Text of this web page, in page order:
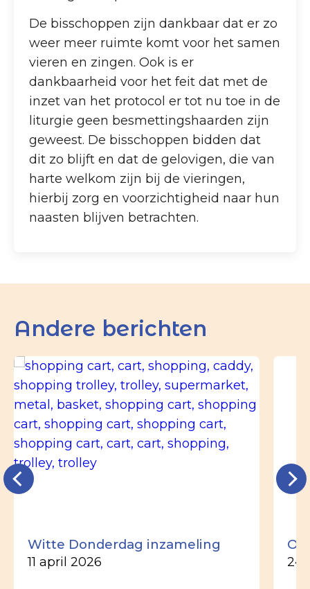
De bisschoppen zijn dankbaar dat er zo
weer meer ruimte komt voor het samen
vieren en zingen. Ook is er
dankbaarheid voor het feit dat met de
inzet van het protocol er tot nu toe in de
liturgie geen besmettingshaarden zijn
geweest. De bisschoppen bidden dat
dit zo blijft en dat de gelovigen, die van
harte welkom zijn bij de vieringen,
hierbij zorg en voorzichtigheid naar hun
naasten blijven betrachten.
Andere berichten
Witte Donderdag inzameling
11 april 2026 24